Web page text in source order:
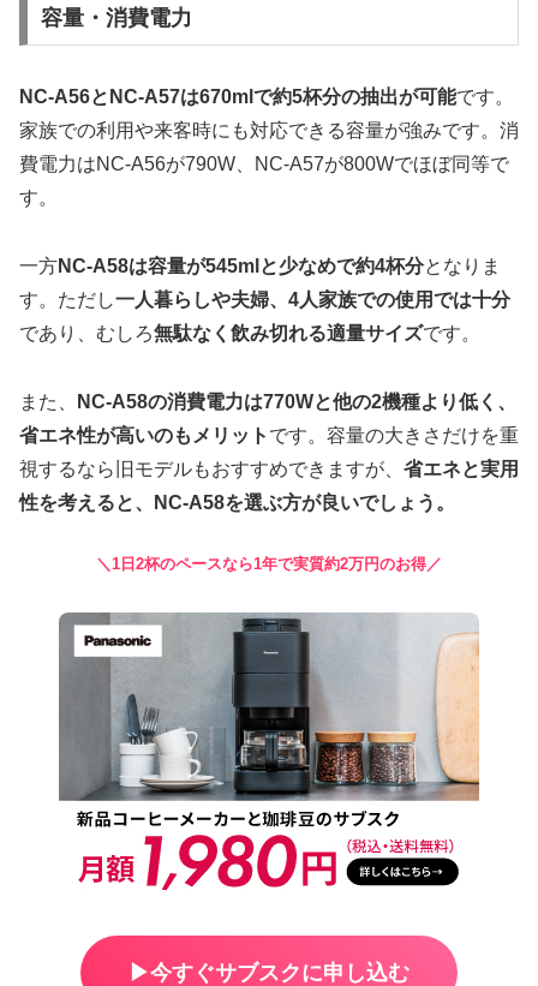
容量・消費電力
NC-A56とNC-A57は670mlで約5杯分の抽出が可能です。
家族での利用や来客時にも対応できる容量が強みです。消
費電力はNC-A56が790W、NC-A57が800Wでほぼ同等で
す。
一方NC-A58は容量が545mlと少なめで約4杯分となりま
す。ただし一人暮らしや夫婦、4人家族での使用では十分
であり、むしろ無駄なく飲み切れる適量サイズです。
また、
NC-A58の消費電力は770Wと他の2機種より低く、
省エネ性が高いのもメリット です。容量の大きさだけを重
視するなら旧モデルもおすすめできますが、 省エネと実用
性を考えると、NC-A58を選ぶ方が良いでしょう。
＼1日2杯のペースなら1年で実質約2万円のお得／
▶︎今すぐサブスクに申し込む